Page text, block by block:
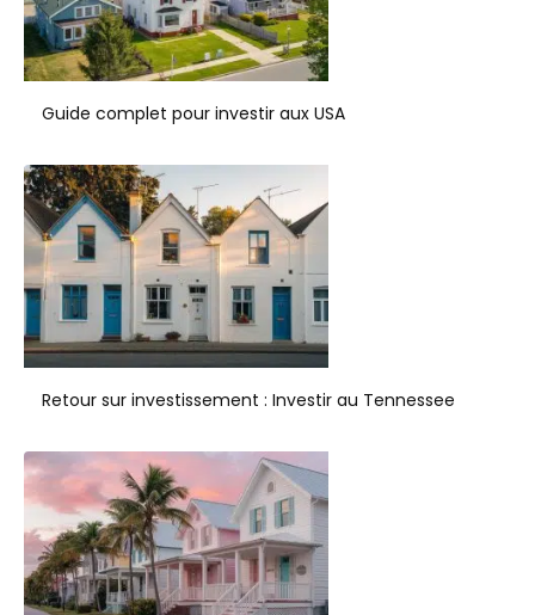
Guide complet pour investir aux USA
Retour sur investissement : Investir au Tennessee